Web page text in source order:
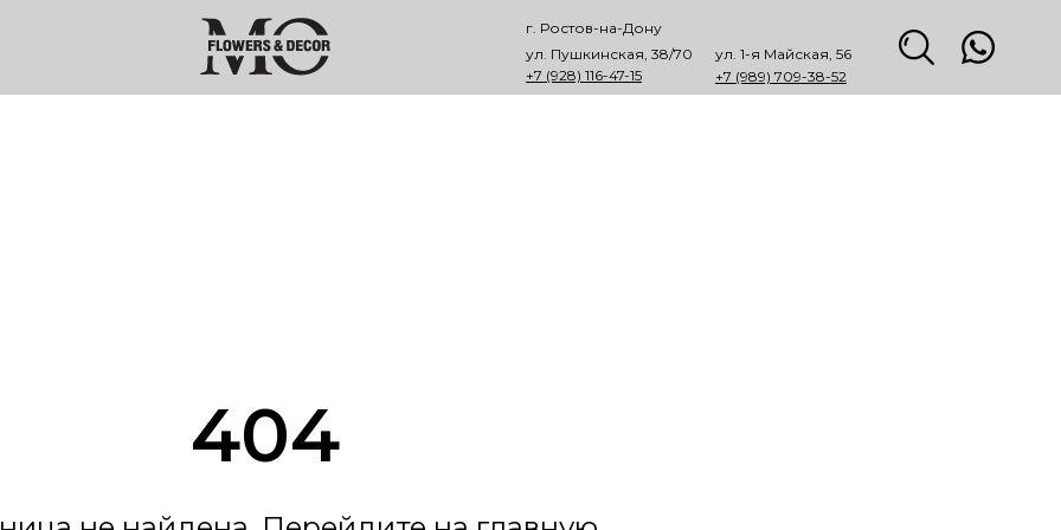
+7 (989) 709-38-52
ул. 1-я Майская, 56
ул. Пушкинская, 38/70
+7 (928) 116-47-15
г. Ростов-на-Дону
404